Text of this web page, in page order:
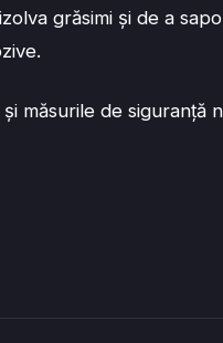
grăsimi și de a
măsurile de